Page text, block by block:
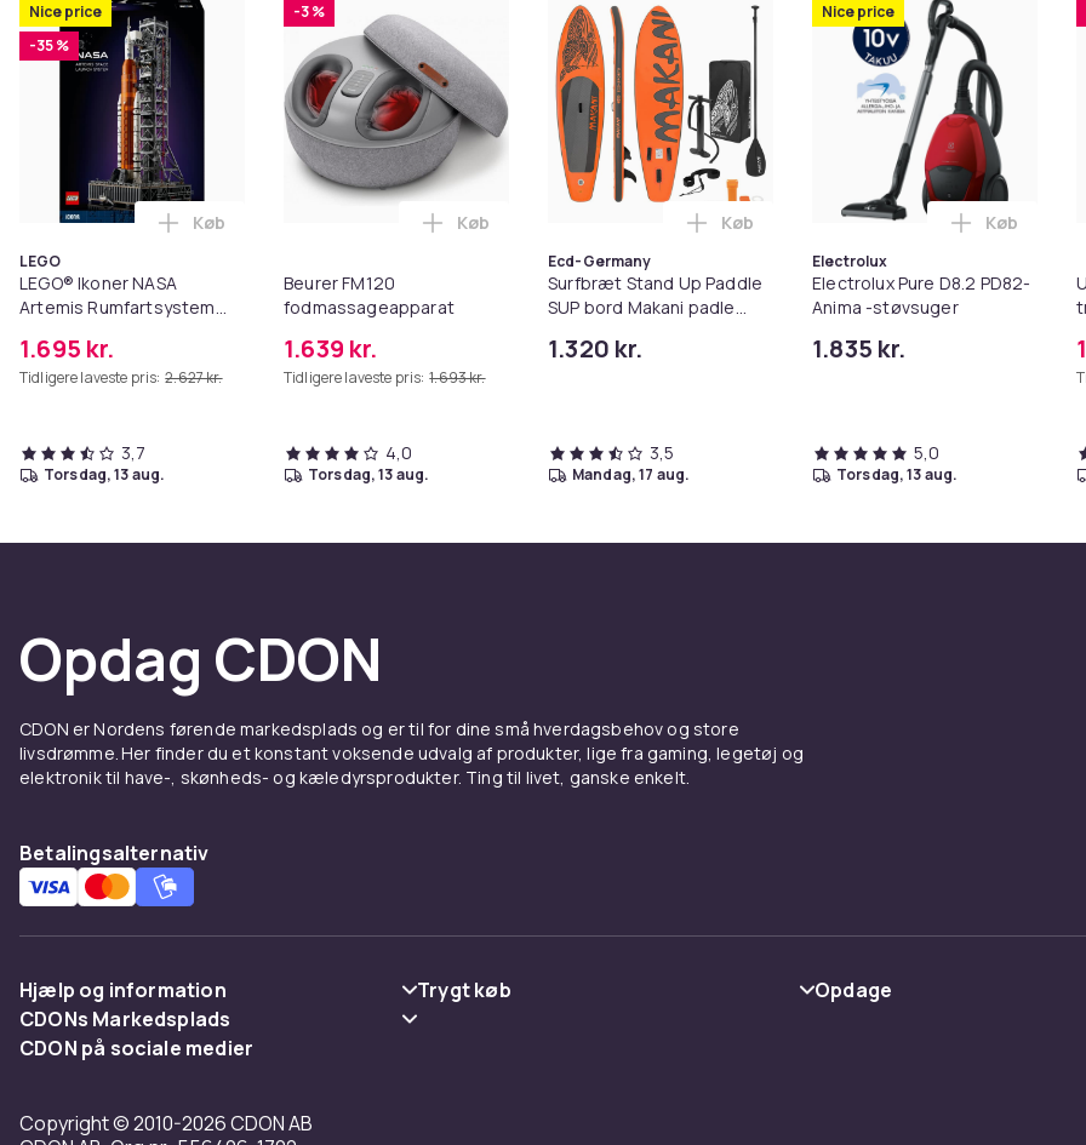
Nice price
-35 %
LEGO
LEGO® Ikoner NASA
Artemis Rumfartsystem
1.695 kr.
Tidligere laveste pris: 2.627 kr.
Læg LEGO® Ikoner NASA Artemis Rumfartsystem 10341 i kurven
Køb
3,7
torsdag, 13 aug.
-3 %
Beurer FM120
fodmassageapparat
1.639 kr.
Tidligere laveste pris: 1.693 kr.
Læg Beurer FM120 fodmassageapparat i kurven
Køb
4,0
torsdag, 13 aug.
Ecd-Germany
Surfbræt Stand Up Paddle
SUP bord Makani padle
320 cm
1.320 kr.
Læg Surfbræt Stand Up Paddle SUP bord
Køb
3,5
mandag, 17 aug.
Nice price
Electrolux
Electrolux Pure D8.2 PD82-
Anima -støvsuger
1.835 kr.
Læg
Køb
5,0
torsdag, 13 aug.
Opdag CDON
CDON er Nordens førende markedsplads og er til for dine små hverdagsbehov og store
livsdrømme. Her finder du et konstant voksende udvalg af produkter, lige fra gaming, legetøj og
elektronik til have-, skønheds- og kæledyrsprodukter. Ting til livet, ganske enkelt.
Betalingsalternativ
Hjælp og information
Ofte stillede spørgsmål
Fortryd & returner her
Trygt køb
Opdage
CDONs Markedsplads
Merchant Help Center
CDON på sociale medier
Copyright © 2010-2026 CDON AB